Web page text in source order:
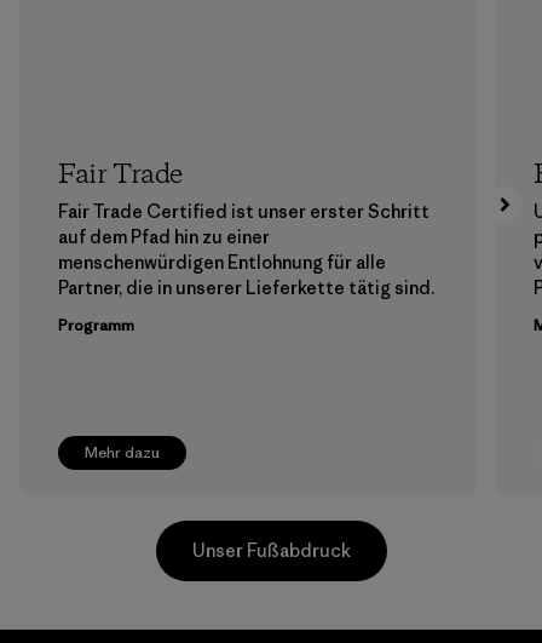
Mehr dazu
Fair Trade
Fair Trade Certified ist unser erster Schritt
auf dem Pfad hin zu einer
menschenwürdigen Entlohnung für alle
Partner, die in unserer Lieferkette tätig sind.
Programm
Unser Fußabdruck